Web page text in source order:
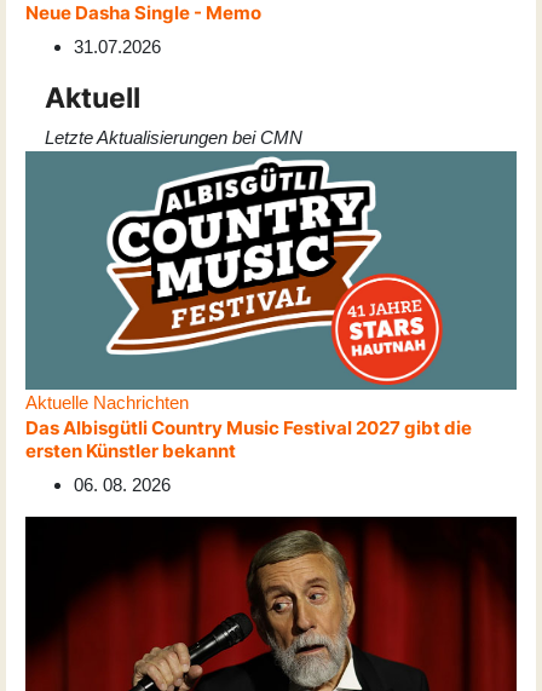
Neue Dasha Single - Memo
31.07.2026
Aktuell
Letzte Aktualisierungen bei CMN
Aktuelle Nachrichten
Das Albisgütli Country Music Festival 2027 gibt die
ersten Künstler bekannt
06. 08. 2026